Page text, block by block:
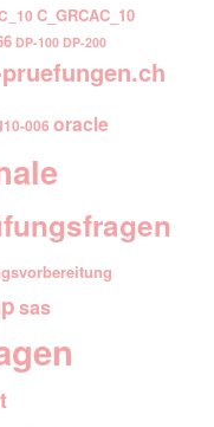
C_GRCAC_10
DP-100 DP-200
006 oracle
sas